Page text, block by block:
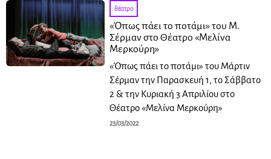
θέατρο
«Όπως πάει το ποτάμι» του Μ.
Σέρμαν στο Θέατρο «Μελίνα
Μερκούρη»
«Όπως πάει το ποτάμι» του Μάρτιν
Σέρμαν την Παρασκευή 1, το Σάββατο
2 & την Κυριακή 3 Απριλίου στο
Θέατρο «Μελίνα Μερκούρη»
23/03/2022